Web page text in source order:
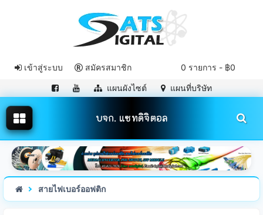
0 รายการ - ฿0
เข้าสู่ระบบ สมัครสมาชิก
แผนผังไซต์ แผนที่บริษัท
บจก. แซทดิจิตอล
สายไฟเบอร์ออฟติก